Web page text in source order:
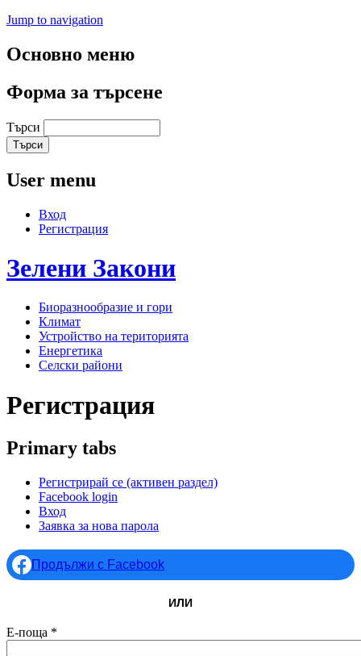
Jump to navigation
Основно меню
Форма за търсене
Търси
User menu
Вход
Регистрация
Зелени Закони
Биоразнообразие и гори
Климат
Устройство на територията
Енергетика
Селски райони
Регистрация
Primary tabs
Регистрирай се (активен раздел)
Facebook login
Вход
Заявка за нова парола
Продължи с Facebook
ИЛИ
Е-поща *